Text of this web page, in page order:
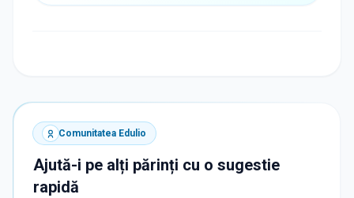
Comunitatea Edulio
Ajută-i pe alți părinți cu o sugestie
rapidă